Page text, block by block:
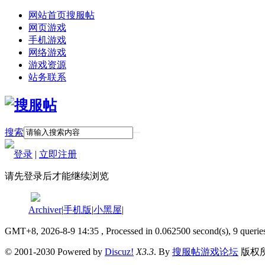
网站首页搜服帖
网页游戏
手机游戏
网络游戏
游戏资源
站务联系
搜索
登录 | 立即注册
请先登录后才能继续浏览
Archiver|手机版|小黑屋|
GMT+8, 2026-8-9 14:35 , Processed in 0.062500 second(s), 9
© 2001-2030 Powered by Discuz! X3.3. By 搜服帖游戏论坛 版权